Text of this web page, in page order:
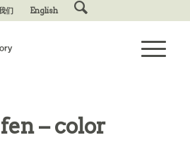
们 English
– color